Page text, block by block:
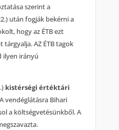
szerint a
után fogják bekérni a
hogy az ÉTB ezt
AZ ÉTB tagok
ilyen irányú
kistérségi értéktári
vendéglátásra Bihari
a költségvetésünkből. A